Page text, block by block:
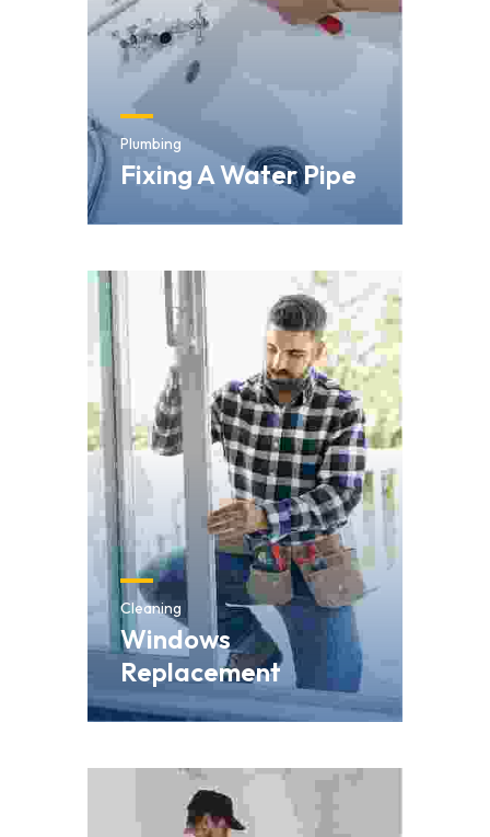
Plumbing
Fixing A Water Pipe
Cleaning
Windows
Replacement